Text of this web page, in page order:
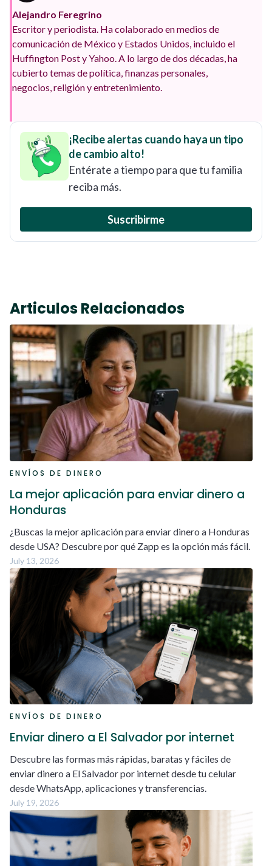
Alejandro Feregrino
Escritor y periodista. Ha colaborado en medios de
comunicación de México y Estados Unidos, incluido el
Huffington Post y Yahoo. A lo largo de dos décadas, ha
cubierto temas de política, finanzas personales,
negocios, religión y entretenimiento.
¡Recibe alertas cuando haya un tipo
de cambio alto!
Entérate a tiempo para que tu familia
reciba más.
Suscribirme
Articulos Relacionados
ENVÍOS DE DINERO
La mejor aplicación para enviar dinero a
Honduras
¿Buscas la mejor aplicación para enviar dinero a Honduras
desde USA? Descubre por qué Zapp es la opción más fácil.
July 13, 2026
ENVÍOS DE DINERO
Enviar dinero a El Salvador por internet
Descubre las formas más rápidas, baratas y fáciles de
enviar dinero a El Salvador por internet desde tu celular
desde WhatsApp, aplicaciones y transferencias.
July 19, 2026